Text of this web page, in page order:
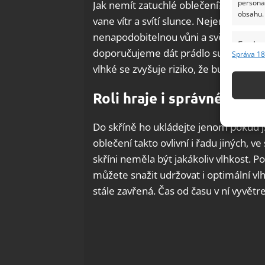
obsahu.
Funkce
Správa
Jak nemít zatuchlé oblečení?
vane vítr a svítí slunce. Nejenom, že
nenapodobitelnou vůni a svěžest,
doporučujeme dát prádlo sušit hned
vlhké se zvyšuje riziko, že bude cítit.
Roli hraje i správné
Do skříně ho ukládejte jenom pokud
oblečení takto ovlivní i řadu jiných,
skříni neměla být jakákoliv vlhkost.
můžete snažit udržovat i optimální
stále zavřená. Čas od času v ní